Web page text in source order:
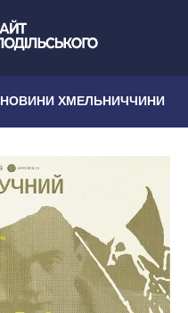
НОВИНИ ХМЕЛЬНИЧЧИНИ